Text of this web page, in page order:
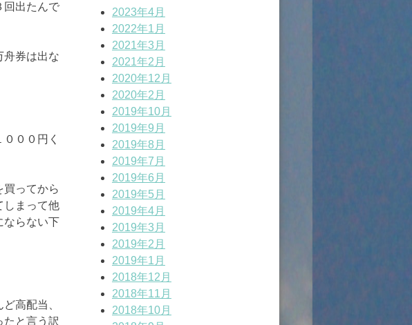
回出たんで
舟券は出な
００円く
買ってから
しまって他
ならない下
高配当、
たと言う訳
2023年4月
2022年1月
2021年3月
2021年2月
2020年12月
2020年2月
2019年10月
2019年9月
2019年8月
2019年7月
2019年6月
2019年5月
2019年4月
2019年3月
2019年2月
2019年1月
2018年12月
2018年11月
2018年10月